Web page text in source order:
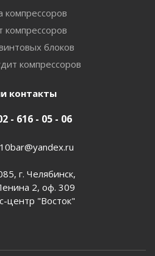
компрессоров
компрессоров
блоков
компрессоров
контакты
- 616 - 05 - 06
г. Челябинск,
2, оф. 309
центр "Восток"